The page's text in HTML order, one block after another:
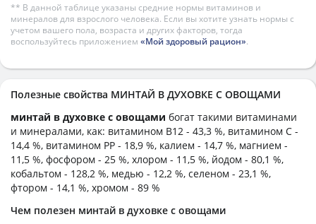
** В данной таблице указаны средние нормы витаминов и
минералов для взрослого человека. Если вы хотите узнать нормы с
учетом вашего пола, возраста и других факторов, тогда
воспользуйтесь приложением «Мой здоровый рацион».
Полезные свойства МИНТАЙ В ДУХОВКЕ С ОВОЩАМИ
минтай в духовке с овощами богат такими витаминами
и минералами, как: витамином B12 - 43,3 %, витамином C -
14,4 %, витамином PP - 18,9 %, калием - 14,7 %, магнием -
11,5 %, фосфором - 25 %, хлором - 11,5 %, йодом - 80,1 %,
кобальтом - 128,2 %, медью - 12,2 %, селеном - 23,1 %,
фтором - 14,1 %, хромом - 89 %
Чем полезен минтай в духовке с овощами